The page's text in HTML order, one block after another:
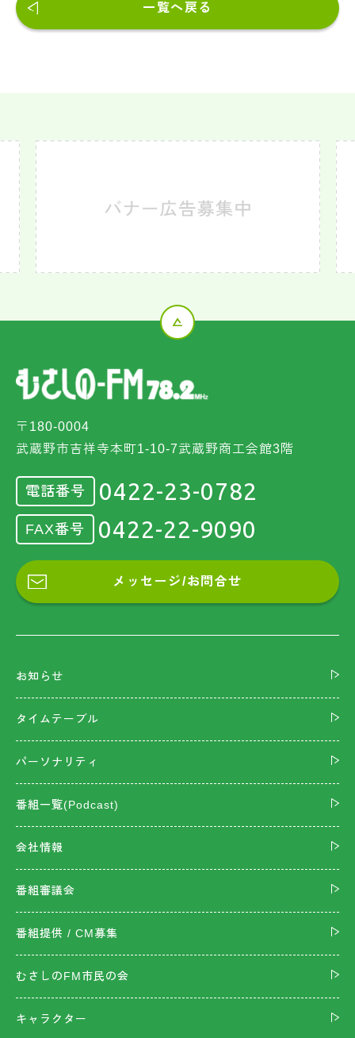
一覧へ戻る
〒180-0004
武蔵野市吉祥寺本町1-10-7武蔵野商工会館3階
電話番号 0422-23-0782
FAX番号 0422-22-9090
メッセージ/お問合せ
お知らせ
タイムテーブル
パーソナリティ
番組一覧(Podcast)
会社情報
番組審議会
番組提供 / CM募集
むさしのFM市民の会
キャラクター